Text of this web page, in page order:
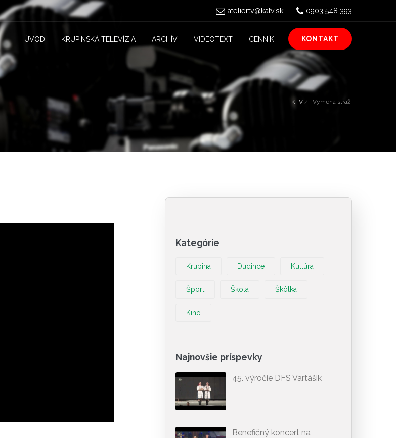
ateliertv@katv.sk 0903 548 393
ÚVOD KRUPINSKÁ TELEVÍZIA ARCHÍV VIDEOTEXT CENNÍK KONTAKT
KTV Výmena stráži
Kategórie
Krupina Dudince Kultúra
Šport Škola Škôlka
Kino
Najnovšie príspevky
45. výročie DFS Vartášik
Benefičný koncert na